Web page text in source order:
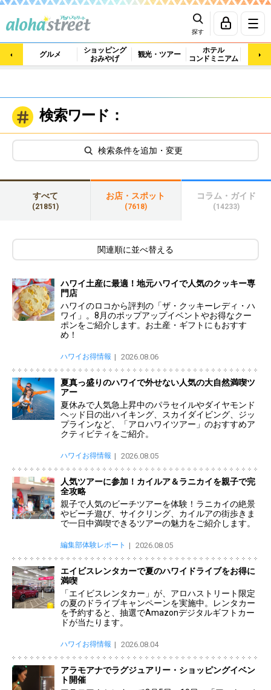
探す
グルメ
ショッピング
おみやげ
観光・ツアー
ホテル
コンドミニアム
マッ
検索ワード：
検索条件を追加・変更
すべて
(21851)
お店・スポット
(7618)
コラム・ガイド
(14233)
関連順に並べ替える
ハワイ土産に最適！地元ハワイで人気のクッキー専
門店
ハワイのロコから評判の「ザ・クッキーレディ・ハ
ワイ」。8月のポップアップイベントやお得なクー
ポンをご紹介します。お土産・ギフトにもおすす
め！
ハワイお得情報 2026.08.06
夏真っ盛りのハワイで外せない人気の大自然満喫ツ
アー
夏休みで人気急上昇中のパラセイルやダイヤモンド
ヘッド日の出ハイキング、スカイダイビング、ジッ
プラインなど、「アロハワイツアー」のおすすめア
クティビティをご紹介。
ハワイお得情報 2026.08.05
人気ツアーに参加！カイルア＆ラニカイを親子で完
全攻略
親子で人気のビーチツアーを体験！ラニカイの絶景
やビーチ遊び、サイクリング、カイルアの街歩きま
で一日中満喫できるツアーの魅力をご紹介します。
編集部体験レポート 2026.08.05
エイビスレンタカーで夏のハワイドライブをお得に
満喫
「エイビスレンタカー」が、アロハストリート限定
の夏のドライブキャンペーンを実施中。レンタカー
を予約すると、抽選でAmazonデジタルギフトカー
ドが当たります。
ハワイお得情報 2026.08.04
アラモアナでラグジュアリー・ショッピングイベン
ト開催